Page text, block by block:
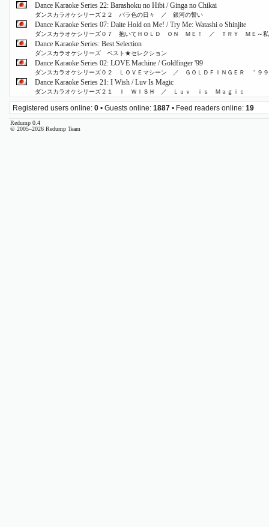
Dance Karaoke Series 22: Barashoku no Hibi / Ginga no Chikai
ダンスカラオケシリーズ２２ バラ色の日々 ／ 銀河の誓い
Dance Karaoke Series 07: Daite Hold on Me! / Try Me: Watashi o Shinjite
ダンスカラオケシリーズ０７ 抱いてＨＯＬＤ ＯＮ ＭＥ！ ／ ＴＲＹ ＭＥ～私
Dance Karaoke Series: Best Selection
ダンスカラオケシリーズ ベスト★セレクション
Dance Karaoke Series 02: LOVE Machine / Goldfinger '99
ダンスカラオケシリーズ０２ ＬＯＶＥマシーン ／ ＧＯＬＤＦＩＮＧＥＲ ＇９９
Dance Karaoke Series 21: I Wish / Luv Is Magic
ダンスカラオケシリーズ２１ Ｉ ＷＩＳＨ ／ Ｌｕｖ ｉｓ Ｍａｇｉｃ
Registered users online: 0 • Guests online: 1887 • Feed readers online: 19
Redump 0.4
© 2005–2026 Redump Team